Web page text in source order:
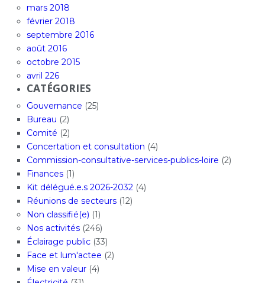
mars 2018
février 2018
septembre 2016
août 2016
octobre 2015
avril 226
CATÉGORIES
Gouvernance (25)
Bureau (2)
Comité (2)
Concertation et consultation (4)
Commission-consultative-services-publics-loire (2)
Finances(1)
Kit délégué.e.s 2026-2032(4)
Réunions de secteurs(12)
Non classifié(e) (1)
Nos activités(246)
Éclairage public(33)
Face et lum'actee (2)
Mise en valeur(4)